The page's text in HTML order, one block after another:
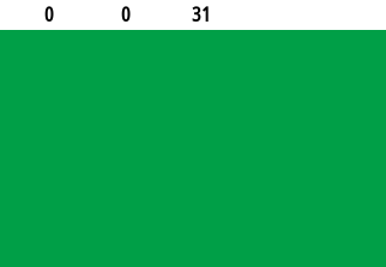
0 0 31